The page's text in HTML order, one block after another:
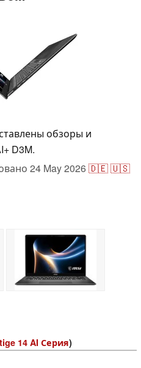
обзоры и
D3M.
24 May 2026🇩🇪🇺🇸
14 AI Серия)